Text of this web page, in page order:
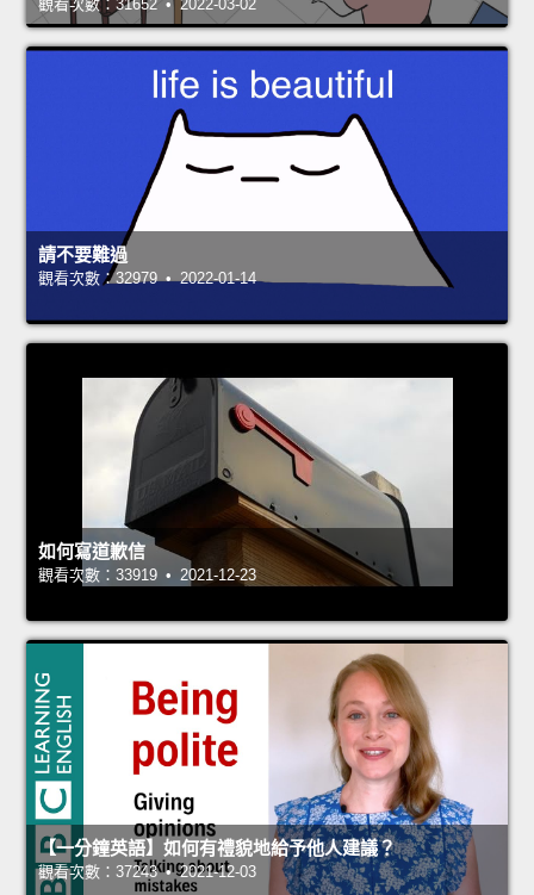
觀看次數：31652 • 2022-03-02
請不要難過
觀看次數：32979 • 2022-01-14
如何寫道歉信
觀看次數：33919 • 2021-12-23
【一分鐘英語】如何有禮貌地給予他人建議？
觀看次數：37243 • 2021-12-03